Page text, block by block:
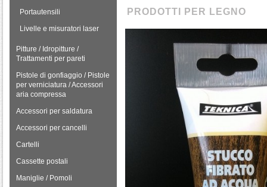
Portautensili
Livelle e misuratori laser
Pitture / Idropitture /
Trattamenti per pareti
Pistole di gonfiaggio / Pistole
per verniciatura / Accessori
aria compressa
Accessori per saldatura
Accessori per cancelli
Cartelli
Cassette postali
Maniglie / Pomoli
PRODOTTI PER LEGNO